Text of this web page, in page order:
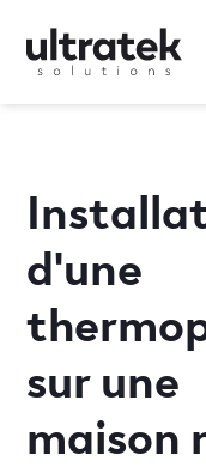
d'une
sur une
maison